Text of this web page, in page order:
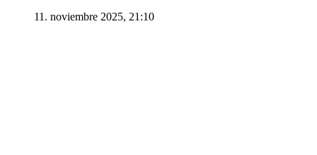
11. noviembre 2025, 21:10